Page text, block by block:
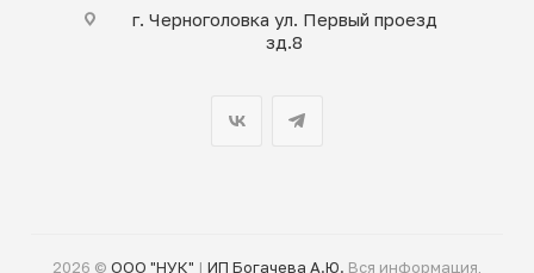
г. Черноголовка ул. Первый проезд
зд.8
2026 © ООО "НУК" | ИП Богачева А.Ю. Вся информация,